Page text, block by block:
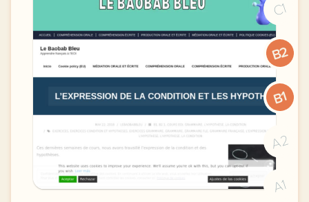
C1
B2
B1
A2
A1